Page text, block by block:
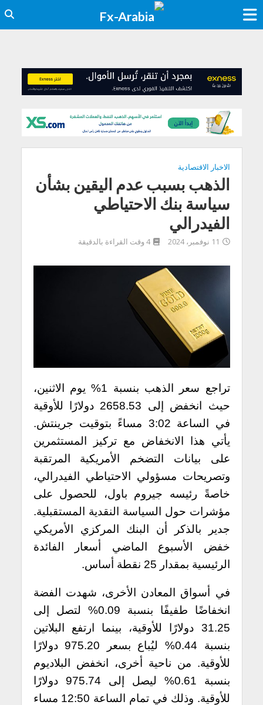
الاخبار الاقتصادية
الذهب بسبب عدم اليقين بشأن
سياسة بنك الاحتياطي
الفيدرالي
11 نوفمبر، 2024 4 وقت القراءة بالدقيقة
تراجع سعر الذهب بنسبة 1% يوم الاثنين،
حيث انخفض إلى 2658.53 دولارًا للأوقية
في الساعة 3:02 مساءً بتوقيت جرينتش.
يأتي هذا الانخفاض مع تركيز المستثمرين
على بيانات التضخم الأمريكية المرتقبة
وتصريحات مسؤولي الاحتياطي الفيدرالي،
خاصةً رئيسه جيروم باول، للحصول على
مؤشرات حول السياسة النقدية المستقبلية.
جدير بالذكر أن البنك المركزي الأمريكي
خفض الأسبوع الماضي أسعار الفائدة
الرئيسية بمقدار 25 نقطة أساس.
في أسواق المعادن الأخرى، شهدت الفضة
انخفاضًا طفيفًا بنسبة 0.09% لتصل إلى
31.25 دولارًا للأوقية، بينما ارتفع البلاتين
بنسبة 0.44% ليُباع بسعر 975.20 دولارًا
للأوقية. من ناحية أخرى، انخفض البلاديوم
بنسبة 0.61% ليصل إلى 975.74 دولارًا
للأوقية. وذلك في تمام الساعة 12:50 مساء